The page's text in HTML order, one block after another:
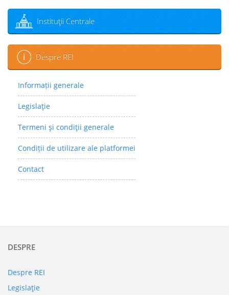
Instituţii Centrale
Despre REI
Informații generale
Legislaţie
Termeni şi condiţii generale
Condiții de utilizare ale platformei
Contact
DESPRE
Despre REI
Legislaţie